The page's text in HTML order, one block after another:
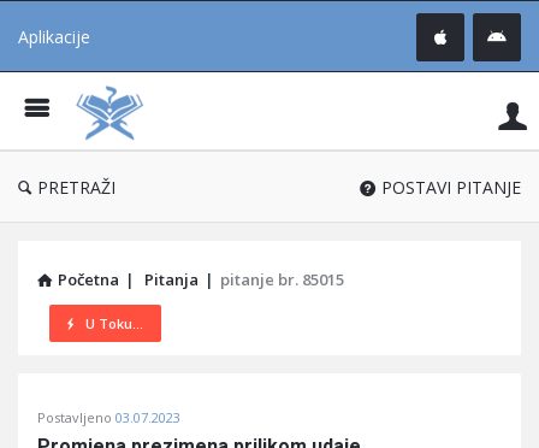
Aplikacije
®
PRETRAŽI POSTAVI PITANJE
Početna | Pitanja | pitanje br. 85015
U Toku...
Učene
Postavljeno 03.07.2023